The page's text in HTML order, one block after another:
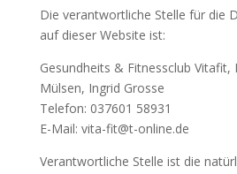
Die verantwortliche Stelle für die
auf dieser Website ist:
Gesundheits & Fitnessclub Vitafit,
Mülsen, Ingrid Grosse
Telefon: 037601 58931
E-Mail: vita-fit@t-online.de
Verantwortliche Stelle ist die